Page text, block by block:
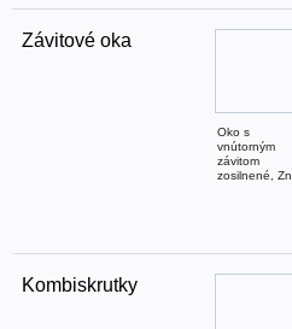
Závitové oka
Oko s
vnútorným
závitom
zosilnené, Zn
Kombiskrutky